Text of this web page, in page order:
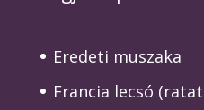
Eredeti muszaka
Francia lecsó